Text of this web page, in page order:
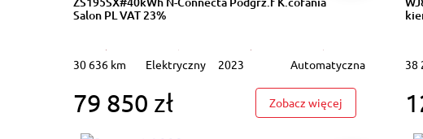
Salon PL VAT 23%
30 636 km Elektryczny 2023 Automatyczna
79 850 zł Zobacz więcej:
38